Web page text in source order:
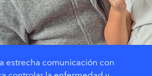
estrecha comunicación con